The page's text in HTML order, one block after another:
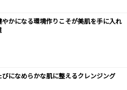
やかになる環境作りこそが美肌を手に入れ
びになめらかな肌に整えるクレンジング